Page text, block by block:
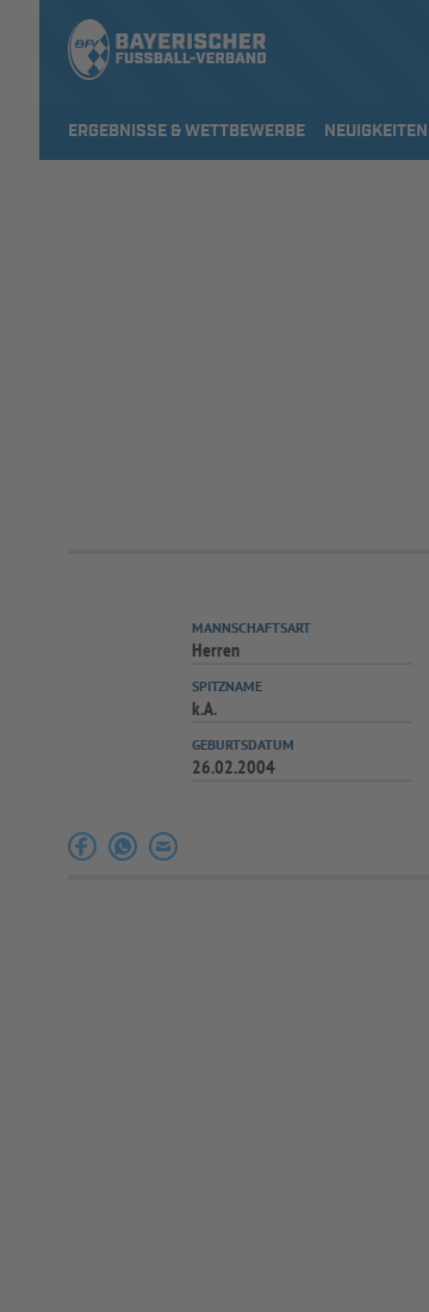
ERGEBNISSE & WETTBEWERBE NEUIGKEITEN
MANNSCHAFTSART
Herren
SPITZNAME
k.A.
GEBURTSDATUM
26.02.2004